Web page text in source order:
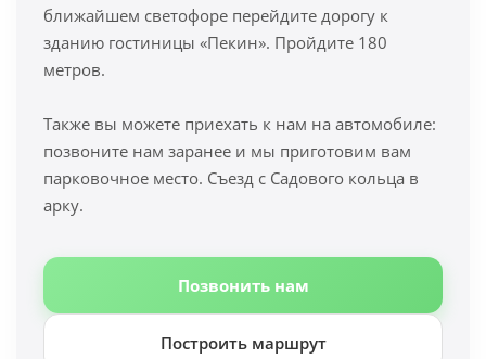
ближайшем светофоре перейдите дорогу к
зданию гостиницы «Пекин». Пройдите 180
метров.
Также вы можете приехать к нам на автомобиле:
позвоните нам заранее и мы приготовим вам
парковочное место. Съезд с Садового кольца в
арку.
Позвонить нам
Построить маршрут